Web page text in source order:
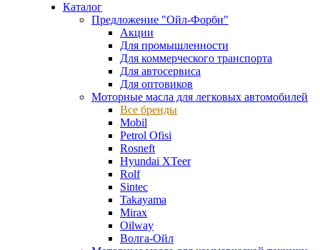
Каталог
Предложение "Ойл-Форби"
Акции
Для промышленности
Для коммерческого транспорта
Для автосервиса
Для оптовиков
Моторные масла для легковых автомобилей
Все бренды
Mobil
Petrol Ofisi
Rosneft
Hyundai XTeer
Rolf
Sintec
Takayama
Mirax
Oilway
Волга-Ойл